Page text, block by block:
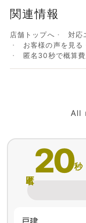
関連情報
店舗トップへ 対応
お客様の声を見る
匿名30秒で概算
All
20秒